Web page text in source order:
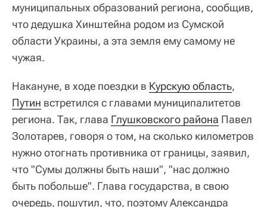
муниципальных образований региона, сообщив,
что дедушка Хинштейна родом из Сумской
области Украины, а эта земля ему самому не
чужая.
Накануне, в ходе поездки в Курскую область,
Путин встретился с главами муниципалитетов
региона. Так, глава Глушковского района Павел
Золотарев, говоря о том, на сколько километров
нужно отогнать противника от границы, заявил,
что "Сумы должны быть наши", "нас должно
быть побольше". Глава государства, в свою
очередь, пошутил, что, поэтому Александра